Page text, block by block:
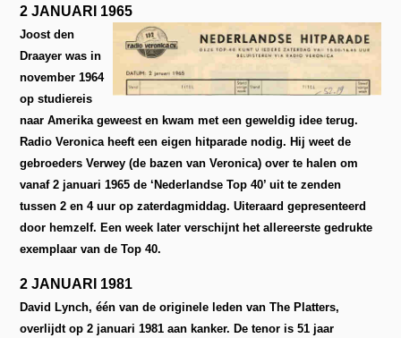
2 JANUARI 1965
Joost den
Draayer was in
november 1964
op studiereis
naar Amerika geweest en kwam met een geweldig idee terug.
Radio Veronica heeft een eigen hitparade nodig. Hij weet de
gebroeders Verwey (de bazen van Veronica) over te halen om
vanaf 2 januari 1965 de ‘Nederlandse Top 40’ uit te zenden
tussen 2 en 4 uur op zaterdagmiddag. Uiteraard gepresenteerd
door hemzelf. Een week later verschijnt het allereerste gedrukte
exemplaar van de Top 40.
2 JANUARI 1981
David Lynch, één van de originele leden van The Platters,
overlijdt op 2 januari 1981 aan kanker. De tenor is 51 jaar